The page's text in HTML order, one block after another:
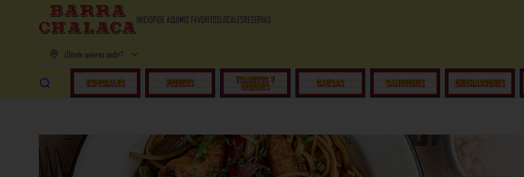
INICIOPIDE AQUÍMIS FAVORITOSLOCALESRESERVAS
¿Dónde quieres pedir?